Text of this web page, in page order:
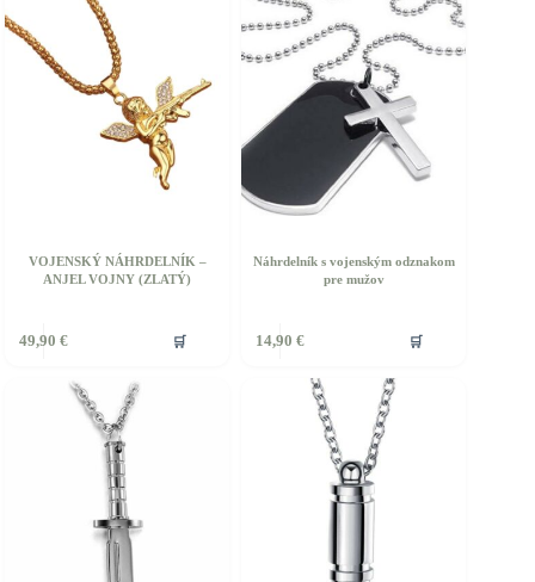
VOJENSKÝ NÁHRDELNÍK –
ANJEL VOJNY (ZLATÝ)
49,90 € 🛒
Náhrdelník s vojenským odznakom
pre mužov
14,90 € 🛒